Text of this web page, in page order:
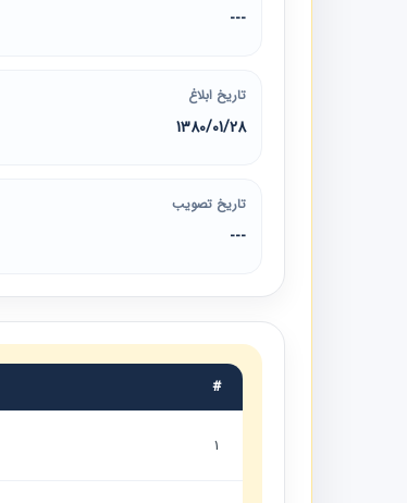
---
تاریخ ابلاغ
1380/01/28
تاریخ تصویب
---
#
1